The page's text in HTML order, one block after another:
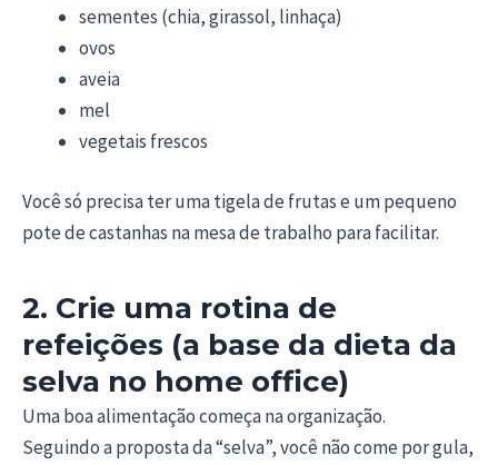
sementes (chia, girassol, linhaça)
ovos
aveia
mel
vegetais frescos
Você só precisa ter uma tigela de frutas e um pequeno
pote de castanhas na mesa de trabalho para facilitar.
2. Crie uma rotina de
refeições (a base da dieta da
selva no home office)
Uma boa alimentação começa na organização.
Seguindo a proposta da “selva”, você não come por gula,